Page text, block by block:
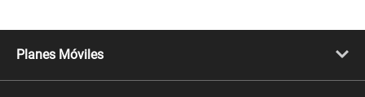
Planes Móviles